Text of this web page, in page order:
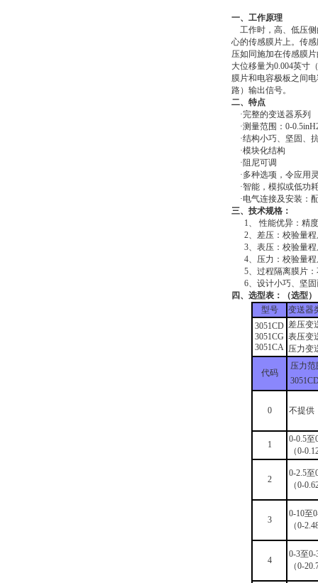
一、工作原理
工作时，高、低压侧
心的传感膜片上。传
压如同施加在传感膜
大位移量为0.004英寸
膜片和电容极板之间
路）输出信号。
二、特点
·完整的变送器系列
·测量范围：0-
·结构小巧、坚固、
·模块化结构
·阻尼可调
·多种选项，令应用
·智能，模拟或低功
·电气连接及安装：
三、技术规格：
1、 性能优异：精度
2、差压：校验量程
3、表压：校验量程
4、压力：校验量程
5、过程隔离膜片：
6、设计小巧、坚固
四、选型表：（选型）
型号
变送器
3051CD
3051CG
3051CA
差压变
表压变
压力变
代码
压力
0 不提供
1
0-0.5至
（0-
2
0-2.5至
（0-
3
0-10至
（0-
4
0-3至0-
（0-